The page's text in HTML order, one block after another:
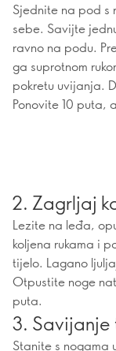
Sjednite na pod s
sebe. Savijte
ravno na podu.
ga suprotnom
pokretu uvijanja.
Ponovite 10 puta,
2. Zagrljaj
Lezite na leđa,
koljena rukama i
tijelo. Lagano
Otpustite noge
puta.
3. Savijanje
Stanite s nogama